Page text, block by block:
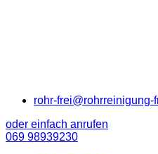
rohr-frei@rohrreinigung-
oder einfach anrufen
069 98939230